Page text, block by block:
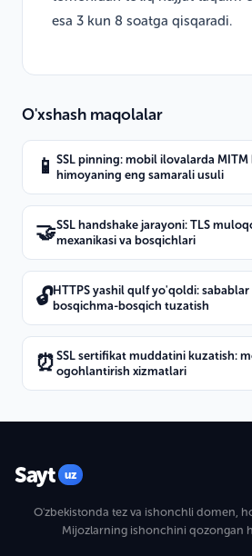
esa 3 kun 8 soatga qisqaradi.
O'xshash maqolalar
📱 SSL pinning: mobil ilovalarda
himoyaning eng samarali usuli
🤝SSL handshake jarayoni: TLS
mexanikasi va bosqichlari
🔓HTTPS yashil qulf yo'qoldi: sabablar
bosqichma-bosqich tuzatish
⏰ SSL sertifikat muddatini kuzatish:
ogohlantirish xizmatlari
Sayt uz
O'zbekistonda tez va ishonchli domen,
Mijozlarning ishonchini qozongan